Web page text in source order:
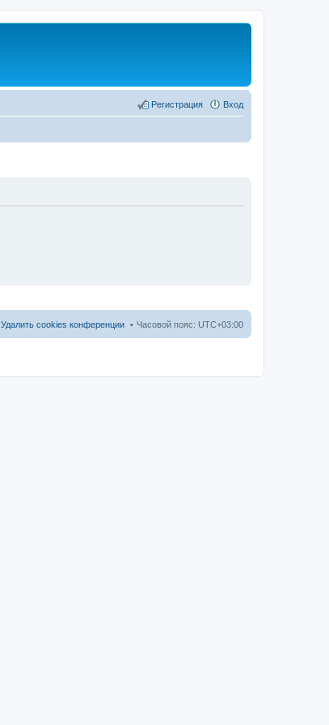
Вход
Регистрация
Часовой пояс: UTC+03:00
Удалить cookies конференции